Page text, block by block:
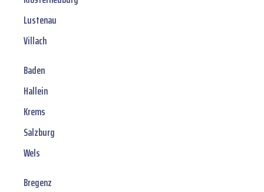
Lustenau
Villach
Baden
Hallein
Krems
Salzburg
Wels
Bregenz